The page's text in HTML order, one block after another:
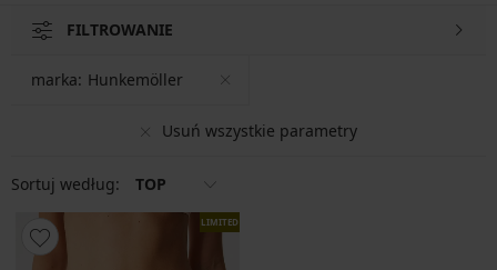
FILTROWANIE
Usuń wszystkie parametry
marka: Hunkemöller
Sortuj według: TOP
LIMITED